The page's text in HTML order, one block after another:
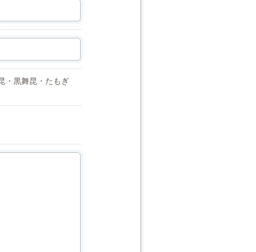
・黒舞昆・たもぎ